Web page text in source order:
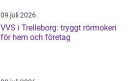
09 juli 2026
VVS i Trelleborg: tryggt rörmokeri
för hem och företag